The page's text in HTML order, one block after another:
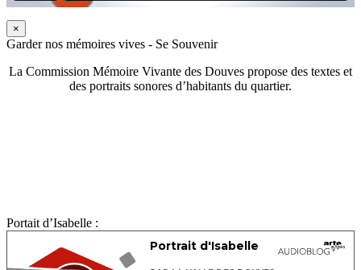
×
Garder nos mémoires vives - Se Souvenir
La Commission Mémoire Vivante des Douves propose des textes et
des portraits sonores d’habitants du quartier.
Portait d’Isabelle :